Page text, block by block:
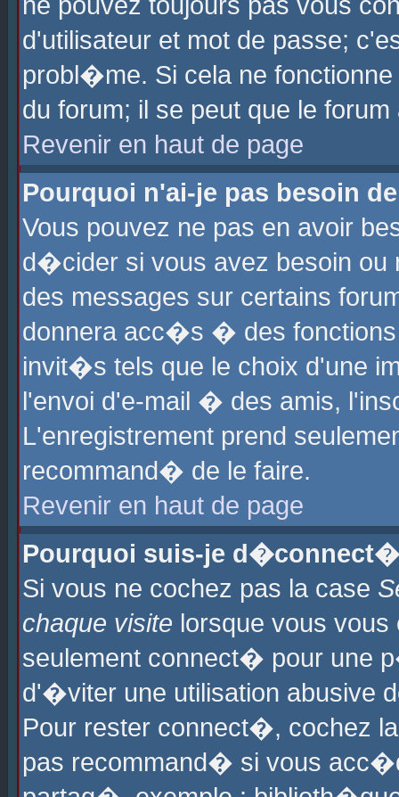
d'utilisateur et mot de passe;
probl�me. Si cela ne
du forum; il se peut que le
Revenir en haut de page
Pourquoi n'ai-je pas besoin
Vous pouvez ne pas en avoir
d�cider si vous avez besoin ou
des messages sur certains
donnera acc�s � des fonctions
invit�s tels que le choix d'une
l'envoi d'e-mail � des amis,
L'enregistrement prend
recommand� de le faire.
Revenir en haut de page
Pourquoi suis-je
Si vous ne cochez pas la case
chaque visite lorsque vous
seulement connect� pour une
d'�viter une utilisation abusive
Pour rester connect�, cochez
pas recommand� si vous